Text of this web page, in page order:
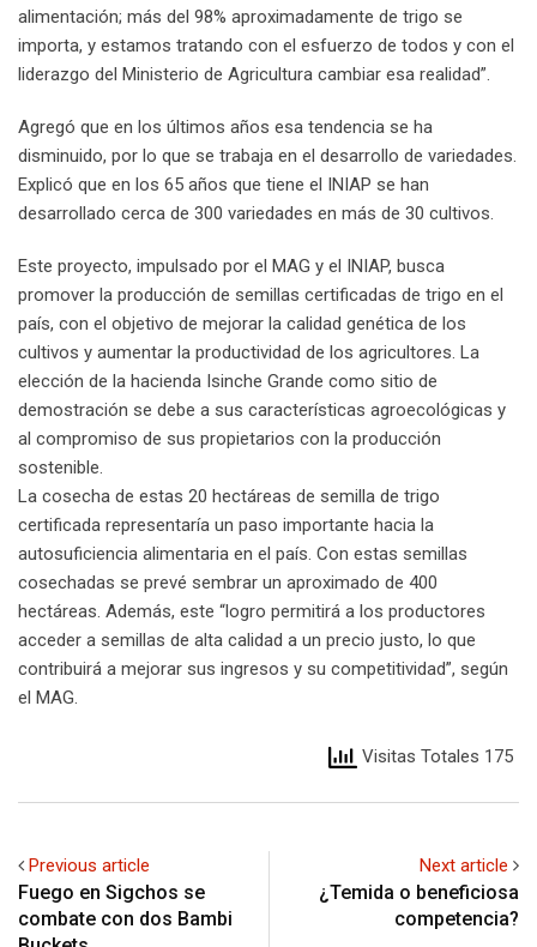
alimentación; más del 98% aproximadamente de trigo se
importa, y estamos tratando con el esfuerzo de todos y con el
liderazgo del Ministerio de Agricultura cambiar esa realidad”.
Agregó que en los últimos años esa tendencia se ha
disminuido, por lo que se trabaja en el desarrollo de variedades.
Explicó que en los 65 años que tiene el INIAP se han
desarrollado cerca de 300 variedades en más de 30 cultivos.
Este proyecto, impulsado por el MAG y el INIAP, busca
promover la producción de semillas certificadas de trigo en el
país, con el objetivo de mejorar la calidad genética de los
cultivos y aumentar la productividad de los agricultores. La
elección de la hacienda Isinche Grande como sitio de
demostración se debe a sus características agroecológicas y
al compromiso de sus propietarios con la producción
sostenible.
La cosecha de estas 20 hectáreas de semilla de trigo
certificada representaría un paso importante hacia la
autosuficiencia alimentaria en el país. Con estas semillas
cosechadas se prevé sembrar un aproximado de 400
hectáreas. Además, este “logro permitirá a los productores
acceder a semillas de alta calidad a un precio justo, lo que
contribuirá a mejorar sus ingresos y su competitividad”, según
el MAG.
Visitas Totales 175
Previous article
Fuego en Sigchos se
combate con dos Bambi
Next article
¿Temida o beneficiosa
competencia?